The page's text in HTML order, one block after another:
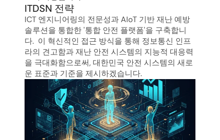
ITDSN 전략
ICT 엔지니어링의 전문성과 AIoT 기반 재난 예방
솔루션을 통합한 '통합 안전 플랫폼'을 구축합니
다.  이 혁신적인 접근 방식을 통해 정보통신 인프
라의 견고함과 재난 안전 시스템의 지능적 대응력
을 극대화함으로써, 대한민국 안전 시스템의 새로
운 표준과 기준을 제시하겠습니다.